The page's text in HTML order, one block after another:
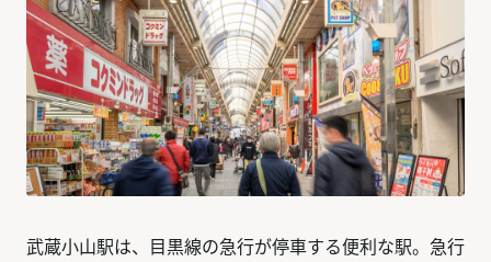
武蔵小山駅は、目黒線の急行が停車する便利な駅。急行